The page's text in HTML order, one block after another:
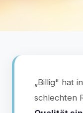
„Billig" hat
schlechten